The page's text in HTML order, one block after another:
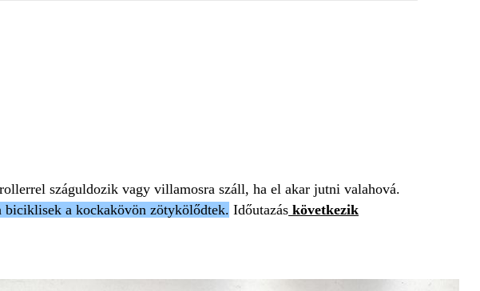
száguldozik vagy villamosra száll, ha el akar jutni valahová.
a kockakövön zötykölődtek. Időutazás következik